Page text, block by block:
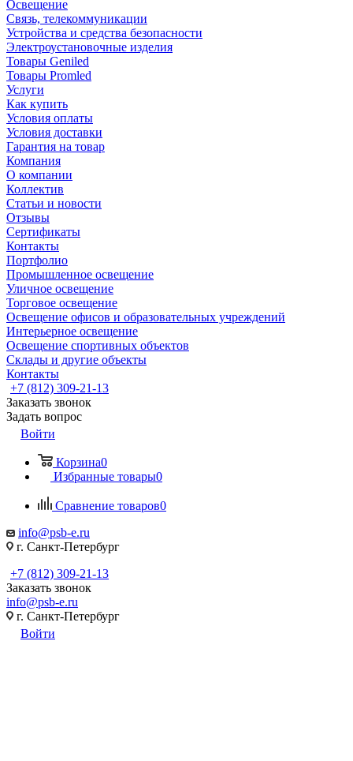
Освещение
Связь, телекоммуникации
Устройства и средства безопасности
Электроустановочные изделия
Товары Geniled
Товары Promled
Услуги
Как купить
Условия оплаты
Условия доставки
Гарантия на товар
Компания
О компании
Коллектив
Статьи и новости
Отзывы
Сертификаты
Контакты
Портфолио
Промышленное освещение
Уличное освещение
Торговое освещение
Освещение офисов и образовательных учреждений
Интерьерное освещение
Освещение спортивных объектов
Склады и другие объекты
Контакты
+7 (812) 309-21-13
Заказать звонок
Задать вопрос
Войти
Корзина0
Избранные товары0
Сравнение товаров0
info@psb-e.ru
г. Санкт-Петербург
+7 (812) 309-21-13
Заказать звонок
info@psb-e.ru
г. Санкт-Петербург
Войти